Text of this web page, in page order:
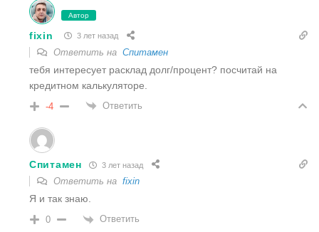
Автор
fixin 3 лет назад
Ответить на Спитамен
тебя интересует расклад долг/процент? посчитай на
кредитном калькуляторе.
-4 Ответить
Спитамен 3 лет назад
Ответить на fixin
Я и так знаю.
0 Ответить